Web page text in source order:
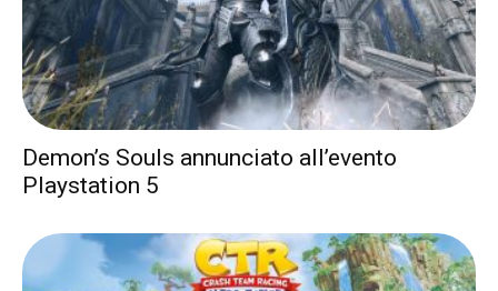
Demon’s Souls annunciato all’evento
Playstation 5